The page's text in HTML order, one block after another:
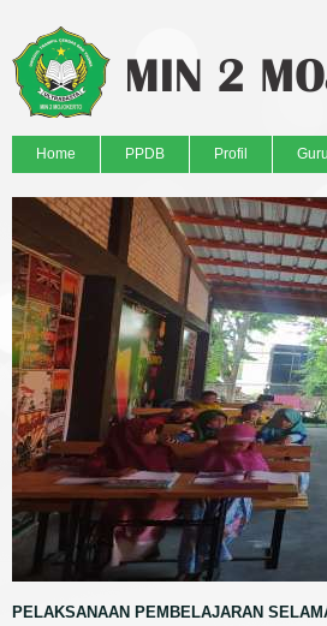
Home PPDB Profil
PELAKSANAAN PEMBELAJARAN